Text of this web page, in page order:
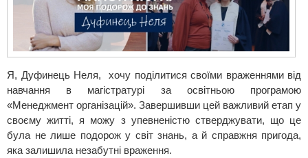
Я, Дуфинець Неля, хочу поділитися своїми враженнями від
навчання в магістратурі за освітньою програмою
«Менеджмент організацій». Завершивши цей важливий етап у
своєму житті, я можу з упевненістю стверджувати, що це
була не лише подорож у світ знань, а й справжня пригода,
яка залишила незабутні враження.